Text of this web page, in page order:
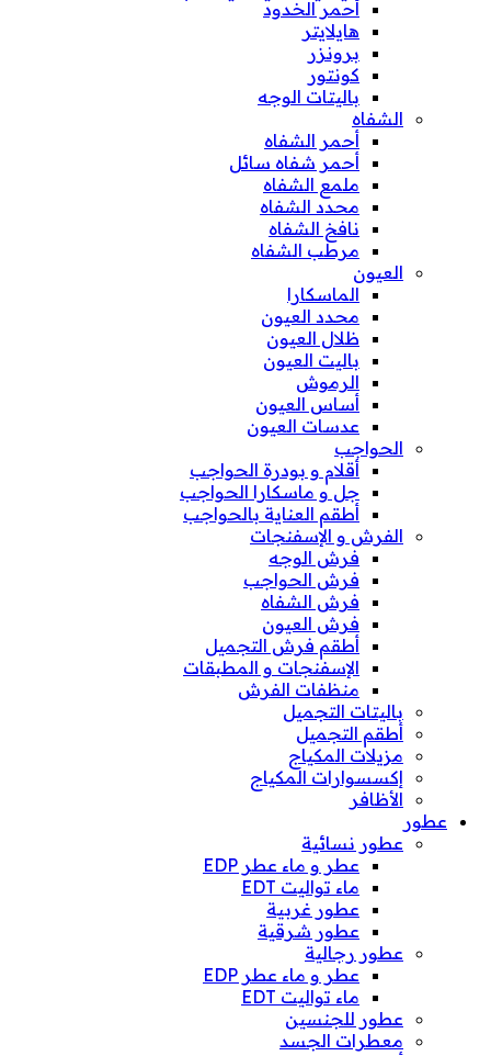
أحمر الخدود
هايلايتر
برونزر
كونتور
باليتات الوجه
الشفاه
أحمر الشفاه
أحمر شفاه سائل
ملمع الشفاه
محدد الشفاه
نافخ الشفاه
مرطب الشفاه
العيون
الماسكارا
محدد العيون
ظلال العيون
باليت العيون
الرموش
أساس العيون
عدسات العيون
الحواجب
أقلام و بودرة الحواجب
جل و ماسكارا الحواجب
أطقم العناية بالحواجب
الفرش و الإسفنجات
فرش الوجه
فرش الحواجب
فرش الشفاه
فرش العيون
أطقم فرش التجميل
الإسفنجات و المطبقات
منظفات الفرش
باليتات التجميل
أطقم التجميل
مزيلات المكياج
إكسسوارات المكياج
الأظافر
عطور
عطور نسائية
عطر و ماء عطر EDP
ماء تواليت EDT
عطور غربية
عطور شرقية
عطور رجالية
عطر و ماء عطر EDP
ماء تواليت EDT
عطور للجنسين
معطرات الجسد